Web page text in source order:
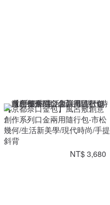
【京都奈口金包】風呂敷創意
創作系列口金兩用隨行包-市松
幾何/生活新美學/現代時尚/手提
斜背
NT$ 3,680